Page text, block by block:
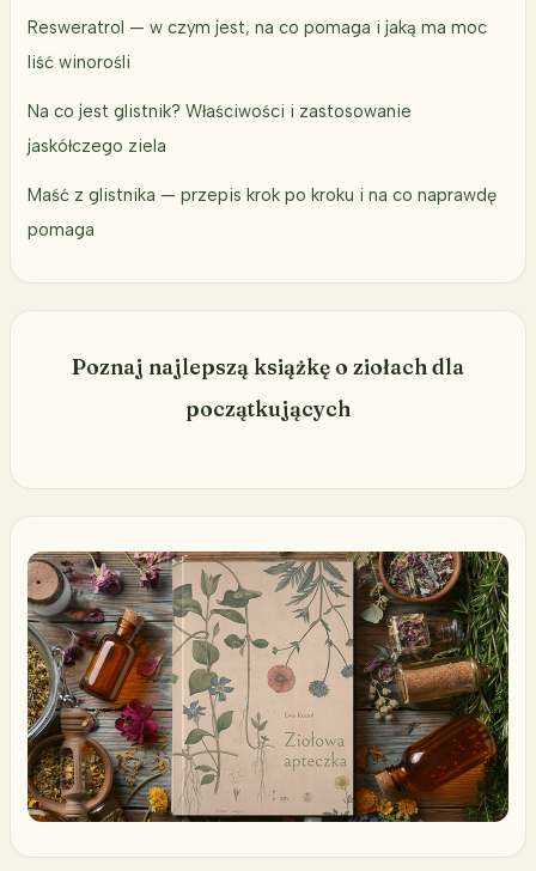
Resweratrol — w czym jest, na co pomaga i jaką ma moc
liść winorośli
Na co jest glistnik? Właściwości i zastosowanie
jaskółczego ziela
Maść z glistnika — przepis krok po kroku i na co naprawdę
pomaga
Poznaj najlepszą książkę o ziołach dla
początkujących